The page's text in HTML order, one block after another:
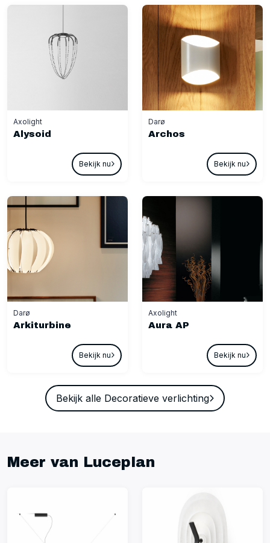
Axolight
Alysoid
Bekijk nu
Darø
Archos
Bekijk nu
Darø
Arkiturbine
Bekijk nu
Axolight
Aura AP
Bekijk nu
Bekijk alle Decoratieve verlichting
Meer van Luceplan